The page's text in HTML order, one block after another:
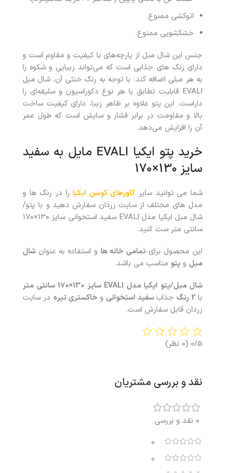
اتوکشی ممنوع.
خشکشویی ممنوع.
جنس این شال مبل از پارچه‌های با کیفیت و مقاوم است و
دارای رنگ های جذابی است که می‌تواند زیبایی و شکوه را
به هر مبلی اضافه کند. با توجه به رنگ خنثی آن، شال مبل
EVALI قابلیت تطابق با هر نوع دکوراسیون و سلیقه‌ای را
داراست. این پتو علاوه بر ظاهر زیبا، دارای کیفیت ساخت
بالا و مقاومت در برابر فشار و سایش است که طول عمر
آن را افزایش می‌دهد.
خرید پتو ایکیا EVALI مایل به سفید
سایز 130×170
شما می توانید سایر کاورهای کوسن ایکیا را در رنگ ها و
مدل های مختلف از سایت زردان سفارش دهید و با پتو/
شال مبل ایکیا مدل EVALI سفید استخوانی سایز 130×170
سانتی متر ست کنید.
این محصول برای تمامی خانه ها و استفاده به عنوان شال
مبل و پتو مناسب می باشد.
شال مبل/پتو ایکیا مدل EVALI سایز 130×170 سانتی متر
با2 رنگ جذاب سفید استخوانی و خاکستری تیره در سایت
زردان قابل سفارش است.
0/5 (0 نظر)
نقد و بررسی مشتریان
0 نقد و بررسی
0
0